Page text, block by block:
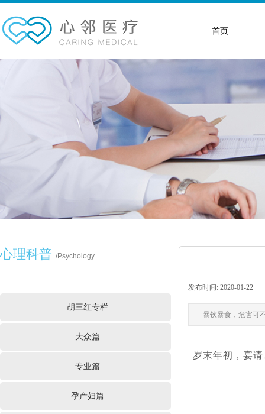
首页
心理科普 /Psychology
发布时间: 2020-01-22
暴饮暴食，危害可
岁末年初，宴
胡三红专栏
大众篇
专业篇
孕产妇篇